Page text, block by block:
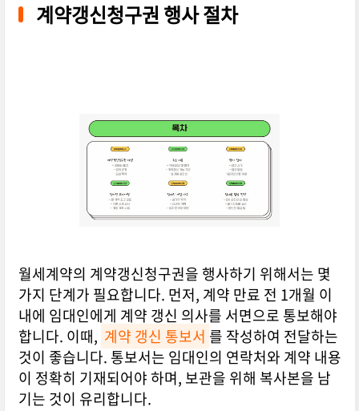
계약갱신청구권 행사 절차
월세계약의 계약갱신청구권을 행사하기 위해서는 몇
가지 단계가 필요합니다. 먼저, 계약 만료 전 1개월 이
내에 임대인에게 계약 갱신 의사를 서면으로 통보해야
합니다. 이때, 계약 갱신 통보서 를 작성하여 전달하는
것이 좋습니다. 통보서는 임대인의 연락처와 계약 내용
이 정확히 기재되어야 하며, 보관을 위해 복사본을 남
기는 것이 유리합니다.